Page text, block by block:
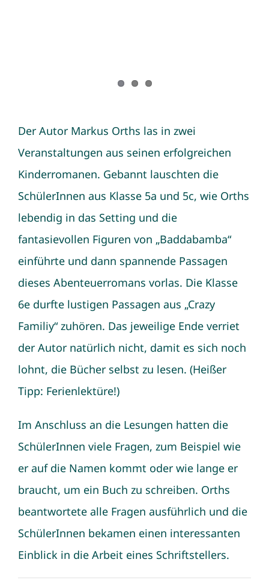
Der Autor Markus Orths las in zwei
Veranstaltungen aus seinen erfolgreichen
Kinderromanen. Gebannt lauschten die
SchülerInnen aus Klasse 5a und 5c, wie Orths
lebendig in das Setting und die
fantasievollen Figuren von „Baddabamba“
einführte und dann spannende Passagen
dieses Abenteuerromans vorlas. Die Klasse
6e durfte lustigen Passagen aus „Crazy
Familiy“ zuhören. Das jeweilige Ende verriet
der Autor natürlich nicht, damit es sich noch
lohnt, die Bücher selbst zu lesen. (Heißer
Tipp: Ferienlektüre!)
Im Anschluss an die Lesungen hatten die
SchülerInnen viele Fragen, zum Beispiel wie
er auf die Namen kommt oder wie lange er
braucht, um ein Buch zu schreiben. Orths
beantwortete alle Fragen ausführlich und die
SchülerInnen bekamen einen interessanten
Einblick in die Arbeit eines Schriftstellers.